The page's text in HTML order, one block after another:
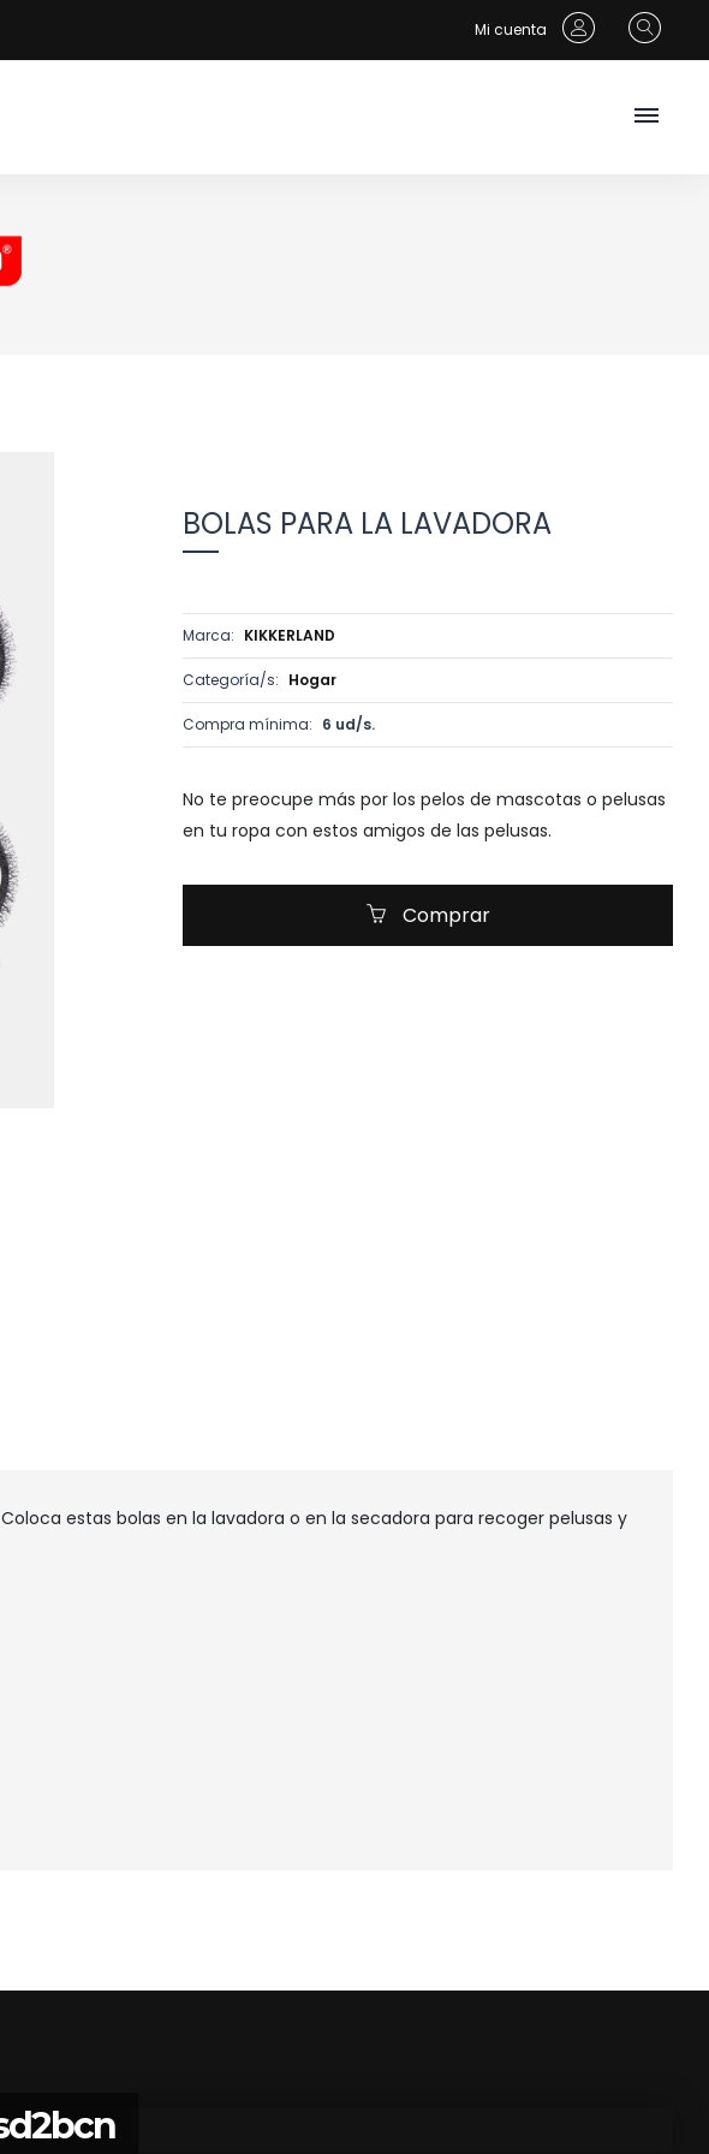
Mi cuenta
BOLAS PARA LA LAVADORA
Marca: KIKKERLAND
Categoría/s: Hogar
Compra mínima: 6 ud/s.
No te preocupe más por los pelos de mascotas o pelusas
en tu ropa con estos amigos de las pelusas.
Comprar
estas bolas en la lavadora o en la secadora para recoger pelusas y